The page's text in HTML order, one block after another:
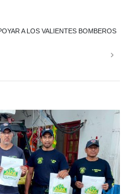
A LOS VALIENTES BOMBEROS